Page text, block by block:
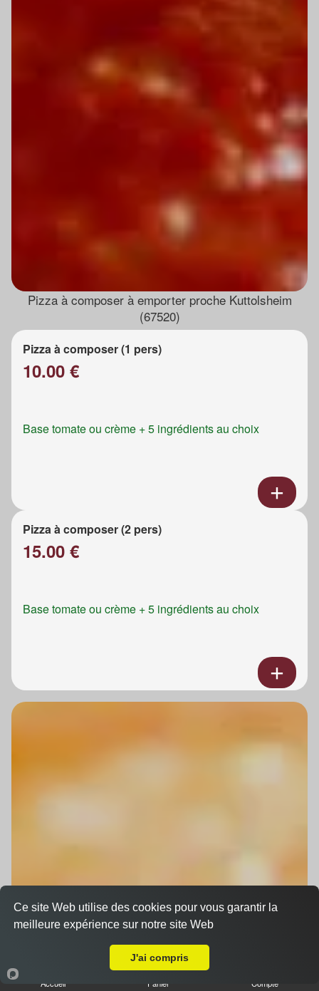
Pizza à composer à emporter proche Kuttolsheim
(67520)
Pizza à composer (1 pers)
10.00 €
Base tomate ou crème + 5 ingrédients au choix
Pizza à composer (2 pers)
15.00 €
Base tomate ou crème + 5 ingrédients au choix
Accueil Panier Compte
Ce site Web utilise des cookies pour vous garantir la
meilleure expérience sur notre site Web
J'ai compris